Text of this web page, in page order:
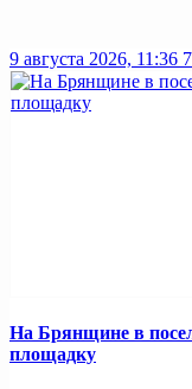
9 августа 2026, 11:36
На Брянщине в
площадку